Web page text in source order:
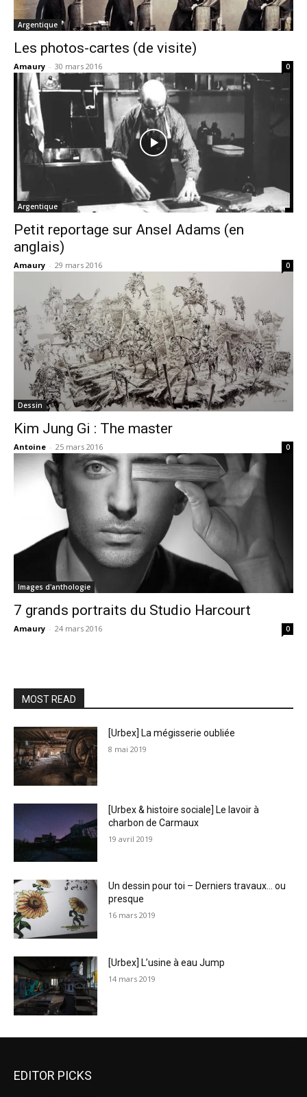
Argentique
Les photos-cartes (de visite)
Amaury - 30 mars 2016 0
Argentique
Petit reportage sur Ansel Adams (en
anglais)
Amaury - 29 mars 2016 0
Dessin
Kim Jung Gi : The master
Antoine - 25 mars 2016 0
Images d'anthologie
7 grands portraits du Studio Harcourt
Amaury - 24 mars 2016 0
MOST READ
[Urbex] La mégisserie oubliée
8 mai 2019
[Urbex & histoire sociale] Le lavoir à
charbon de Carmaux
19 avril 2019
Un dessin pour toi – Derniers travaux… ou
presque
16 mars 2019
[Urbex] L’usine à eau Jump
14 mars 2019
EDITOR PICKS